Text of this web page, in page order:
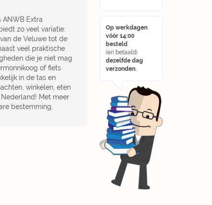
Op werkdagen
vóór 14:00
besteld
(en betaald)
dezelfde dag
verzonden.
Extra
zo veel variatie:
de Veluwe tot de
veel praktische
die je niet mag
of fiets
in de tas en
winkelen, eten
Met meer
bestemming.